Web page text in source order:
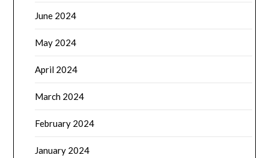
June 2024
May 2024
April 2024
March 2024
February 2024
January 2024